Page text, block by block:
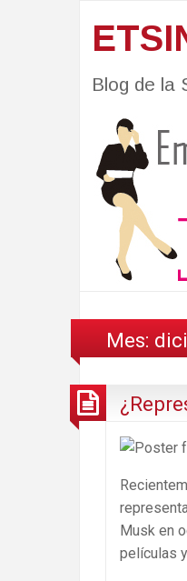
Blog de la
Mes:
Musk en
películas